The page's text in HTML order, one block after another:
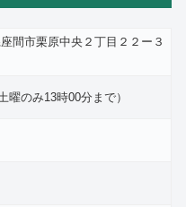
間市栗原中央２丁目２２ー３
曜のみ13時00分まで）